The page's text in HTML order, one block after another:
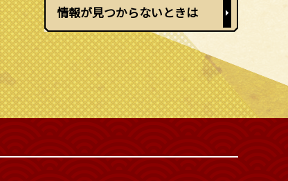
情報が見つからないときは